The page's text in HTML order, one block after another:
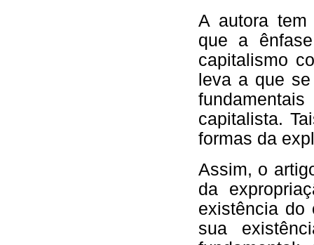
A autora tem
que a
capitalismo
leva a que
capitalista.
formas da
Assim, o
da
existência do
sua